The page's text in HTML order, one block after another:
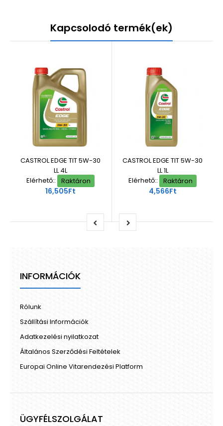
Kapcsolodó termék(ek)
CASTROL EDGE TIT 5W-30
LL 4L
Elérhető::
Raktáron
16,505Ft
CASTROL EDGE TIT 5W-30
LL 1L
Elérhető::
Raktáron
4,566Ft
INFORMÁCIÓK
Rólunk
Szállítási Információk
Adatkezelési nyilatkozat
Általános Szerződési Feltételek
Europai Online Vitarendezési Platform
ÜGYFÉLSZOLGÁLAT